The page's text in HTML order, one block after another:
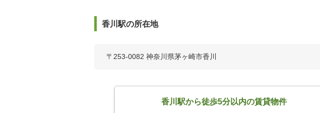
香川駅の所在地
〒253-0082 神奈川県茅ヶ崎市香川
香川駅から徒歩5分以内の賃貸物件